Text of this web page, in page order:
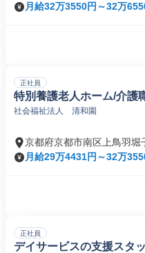
月給32万3550円～32万
正社員
特別養護老人ホーム/介護
社会福祉法人 清和園
京都府京都市南区上鳥羽堀
月給29万4431円～32万
正社員
デイサービスの支援スタ